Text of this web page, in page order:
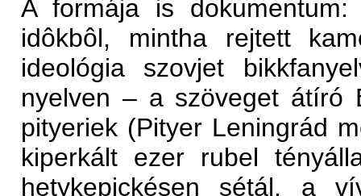
A formája is
idôkbôl, mintha rejtett
ideológia szovjet
nyelven – a szöveget átíró
pityeriek (Pityer Leningrád
kiperkált ezer rubel
hetykepickésen sétál, a